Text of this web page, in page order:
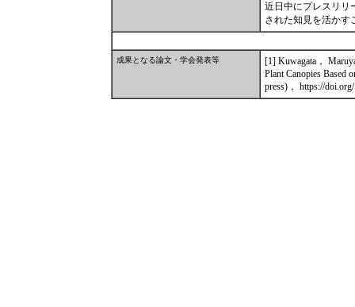
近日中にプレスリリ
された知見を活かす
成果となる論文・学会発表等
[1] Kuwagata，
Plant Canopies Based
press)， https://